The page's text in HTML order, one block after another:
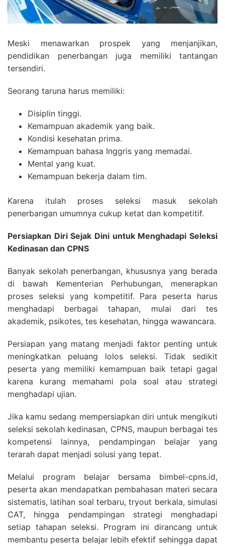
Meski menawarkan prospek yang menjanjikan,
pendidikan penerbangan juga memiliki tantangan
tersendiri.
Seorang taruna harus memiliki:
Disiplin tinggi.
Kemampuan akademik yang baik.
Kondisi kesehatan prima.
Kemampuan bahasa Inggris yang memadai.
Mental yang kuat.
Kemampuan bekerja dalam tim.
Karena itulah proses seleksi masuk sekolah
penerbangan umumnya cukup ketat dan kompetitif.
Persiapkan Diri Sejak Dini untuk Menghadapi Seleksi
Kedinasan dan CPNS
Banyak sekolah penerbangan, khususnya yang berada
di bawah Kementerian Perhubungan, menerapkan
proses seleksi yang kompetitif. Para peserta harus
menghadapi berbagai tahapan, mulai dari tes
akademik, psikotes, tes kesehatan, hingga wawancara.
Persiapan yang matang menjadi faktor penting untuk
meningkatkan peluang lolos seleksi. Tidak sedikit
peserta yang memiliki kemampuan baik tetapi gagal
karena kurang memahami pola soal atau strategi
menghadapi ujian.
Jika kamu sedang mempersiapkan diri untuk mengikuti
seleksi sekolah kedinasan, CPNS, maupun berbagai tes
kompetensi lainnya, pendampingan belajar yang
terarah dapat menjadi solusi yang tepat.
Melalui program belajar bersama bimbel-cpns.id,
peserta akan mendapatkan pembahasan materi secara
sistematis, latihan soal terbaru, tryout berkala, simulasi
CAT, hingga pendampingan strategi menghadapi
setiap tahapan seleksi. Program ini dirancang untuk
membantu peserta belajar lebih efektif sehingga dapat